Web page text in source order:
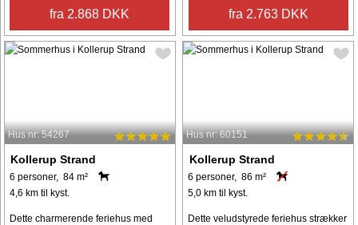
fra 2.868 DKK fra 2.763 DKK
Hus nr: 54267
Kollerup Strand
6 personer, 84 m²
4,6 km til kyst.
Dette charmerende feriehus med
Hus nr: 60151
Kollerup Strand
6 personer, 86 m²
5,0 km til kyst.
Dette veludstyrede feriehus strækker